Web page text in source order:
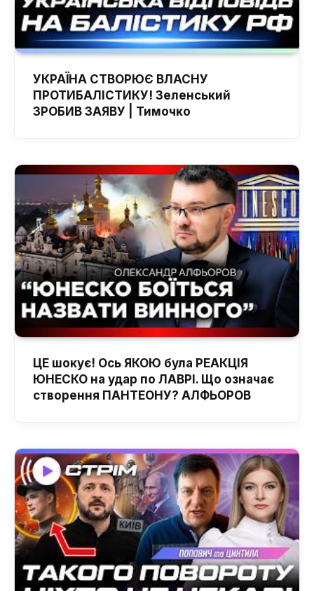
УКРАЇНА СТВОРЮЄ ВЛАСНУ
ПРОТИБАЛІСТИКУ! Зеленський
ЗРОБИВ ЗАЯВУ | Тимочко
ЦЕ шокує! Ось ЯКОЮ була РЕАКЦІЯ
ЮНЕСКО на удар по ЛАВРІ. Що означає
створення ПАНТЕОНУ? АЛФЬОРОВ